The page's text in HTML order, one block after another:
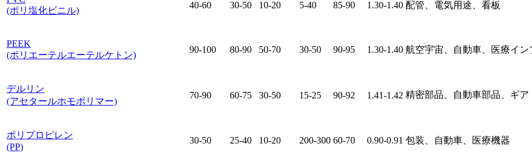
(ポリ塩化ビニル)
40-60 30-50 10-20 5-40 85-90 1.30-1.40 配管、電気用途、看板
PEEK
(ポリエーテルエーテルケトン)
90-100 80-90 50-70 30-50 90-95 1.30-1.40 航空宇宙、自動車、医療イン
デルリン
(アセタールホモポリマー)
70-90 60-75 30-50 15-25 90-92 1.41-1.42 精密部品、自動車部品、ギア
ポリプロピレン
(PP)
30-50 25-40 10-20 200-300 60-70 0.90-0.91 包装、自動車、医療機器